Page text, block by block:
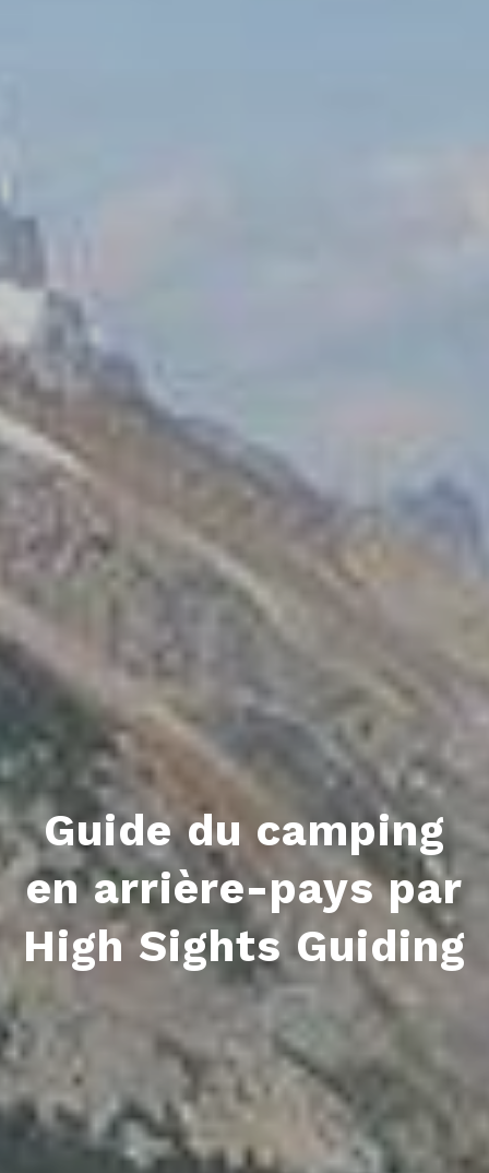
Guide du camping
en arrière-pays par
High Sights Guiding